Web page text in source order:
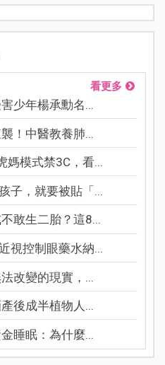
看更多
少年楊承勳名...
！中醫教養肺...
媽模式禁3C，看...
子，就要被貼「...
敢生二胎？這8...
視控制眼藥水納...
改變的現實，...
後成半植物人...
睡眠：為什麼...